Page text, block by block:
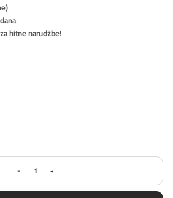
hitne narudžbe!
Stropna svjetiljka Ideal Lux LOOK